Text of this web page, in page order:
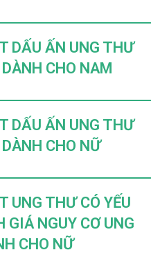
DẤU ẤN UNG THƯ
CHO NAM
DẤU ẤN UNG THƯ
CHO NỮ
UNG THƯ CÓ YẾU
GIÁ NGUY CƠ UNG
CHO NỮ